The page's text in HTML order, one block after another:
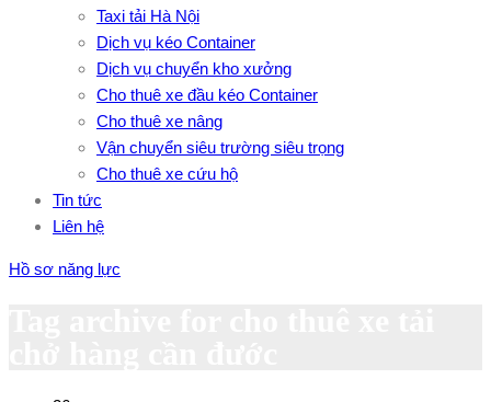
Taxi tải Hà Nội
Dịch vụ kéo Container
Dịch vụ chuyển kho xưởng
Cho thuê xe đầu kéo Container
Cho thuê xe nâng
Vận chuyển siêu trường siêu trọng
Cho thuê xe cứu hộ
Tin tức
Liên hệ
Hồ sơ năng lực